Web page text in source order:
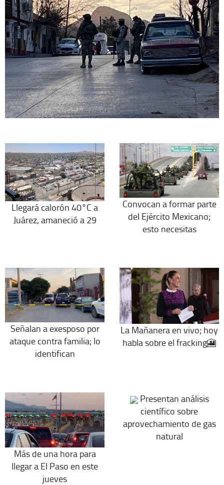
Llegará calorón 40°C a
Juárez, amaneció a 29
Convocan a formar parte
del Ejército Mexicano;
esto necesitas
Señalan a exesposo por
ataque contra familia; lo
identifican
La Mañanera en vivo; hoy
habla sobre el fracking🎦
Más de una hora para
llegar a El Paso en este
jueves
Presentan análisis
científico sobre
aprovechamiento de gas
natural